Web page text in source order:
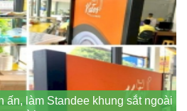
ấn, làm Standee khung sắt ngoài